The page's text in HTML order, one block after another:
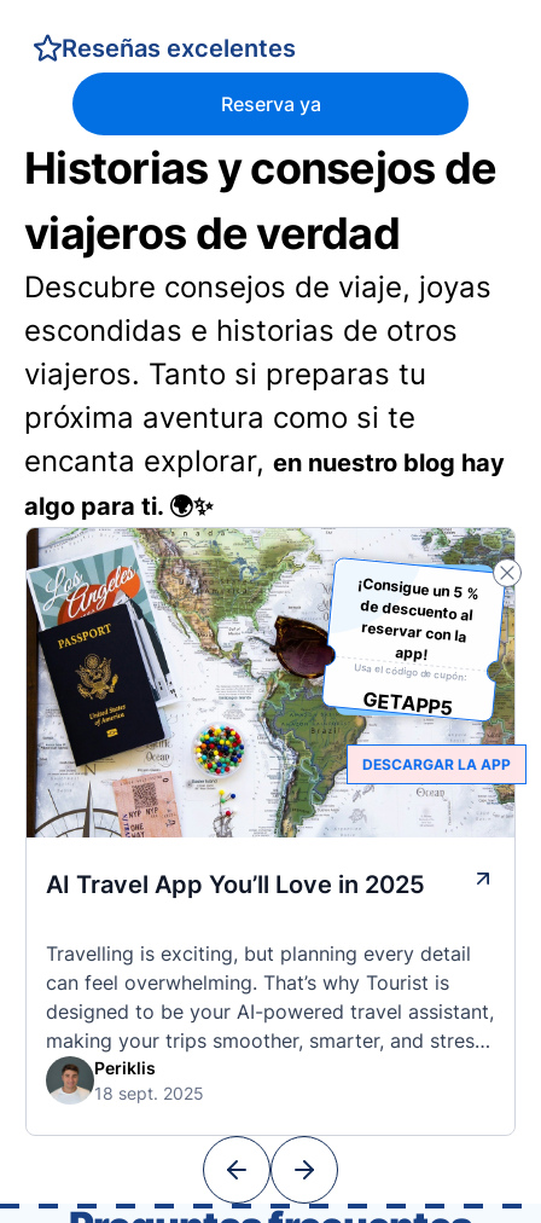
Reseñas excelentes
Reserva ya
Historias y consejos de
viajeros de verdad
Descubre consejos de viaje, joyas
escondidas e historias de otros
viajeros. Tanto si preparas tu
próxima aventura como si te
encanta explorar, en nuestro blog hay
algo para ti. 🌍✨
AI Travel App You’ll Love in 2025
Travelling is exciting, but planning every detail
can feel overwhelming. That’s why Tourist is
designed to be your AI-powered travel assistant,
making your trips smoother, smarter, and stress-
free. 🧭 What Makes the Tourist App Unique?
Unlike standard travel apps, Tourist combines
With Tourist, your trip planning becomes as
Periklis
18 sept. 2025
¡Consigue un 5 %
de descuento al
reservar con la
app!
Usa el código de cupón:
GETAPP5
DESCARGAR LA APP